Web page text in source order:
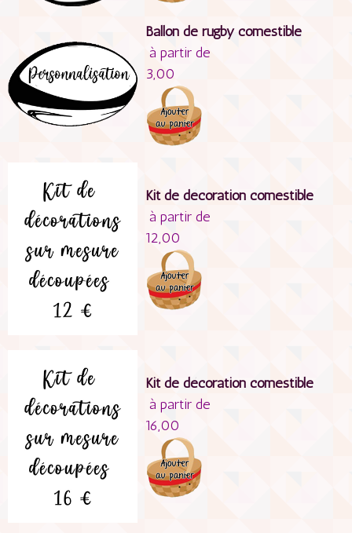
Ballon de rugby comestible
à partir de
3,00
Kit de décoration comestible
à partir de
12,00
Kit de décoration comestible
à partir de
16,00